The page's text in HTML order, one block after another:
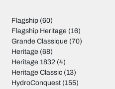
Flagship(60)
Flagship Heritage (16)
Grande Classique (70)
Heritage (68)
Heritage 1832(4)
Heritage Classic(13)
HydroConquest(155)